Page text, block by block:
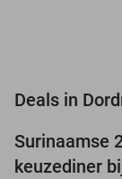
Deals in
Surinaamse
keuzediner